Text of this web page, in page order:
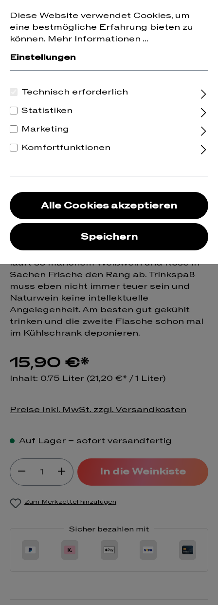
springen
auf die erste Bestellung erhalten.
2024 Cochon
rouge
Der Cochon rouge der Domaine Sulauze
läuft so manchem Weißwein und Rosé in
Sachen Frische den Rang ab. Trinkspaß
muss eben nicht immer teuer sein und
Naturwein keine intellektuelle
Angelegenheit. Am besten gut gekühlt
trinken und die zweite Flasche schon mal
im Kühlschrank deponieren.
15,90 €*
Inhalt: 0.75 Liter (21,20 €* / 1 Liter)
Preise inkl. MwSt. zzgl. Versandkosten
Auf Lager – sofort versandfertig
Produkt Anzahl: Gib den
In die Weinkiste
Zum Merkzettel hinzufügen
Sicher bezahlen mit
Diese Website verwendet Cookies, um
eine bestmögliche Erfahrung bieten zu
können. Mehr Informationen ...
Einstellungen
Technisch erforderlich
Statistiken
Marketing
Komfortfunktionen
Alle Cookies akzeptieren
Speichern